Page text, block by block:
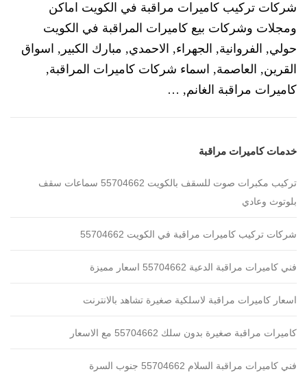
شركات تركيب كاميرات مراقبة في الكويت اماكن
ومجلات وشركات بيع كاميرات المراقبة في الكويت
حولي, الفروانية, الجهراء, الاحمدي, مبارك الكبير, اسواق
القرين, العاصمة, اسماء شركات كاميرات المراقبة,
كاميرات مراقبة الغانم, …
خدمات كاميرات مراقبة
تركيب مكبرات صوت للسقف بالكويت 55704662 سماعات سقف
بلوتوث وعادي
شركات تركيب كاميرات مراقبة في الكويت 55704662
فني كاميرات مراقبة الدعية 55704662 اسعار مميزة
اسعار كاميرات مراقبة لاسلكية صغيرة تشاهد بالانترنت
كاميرات مراقبة صغيرة بدون سلك 55704662 مع الاسعار
فني كاميرات مراقبة السلام 55704662 جنوب السرة